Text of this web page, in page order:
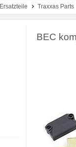
Ersatzteile Traxxas Parts
BEC